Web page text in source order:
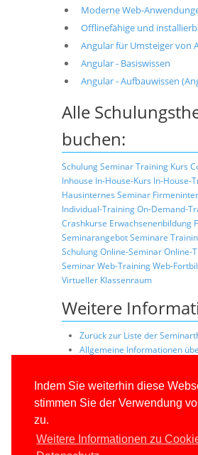
Indem Sie weiterhin diese
stimmen Sie der Verwendung
zu.
Weitere Informationen zu
Moderne Web-
Offlinefähige und
Angular für Umsteiger von
Angular - Basiswissen
Angular - Aufbauwissen
Alle
buchen:
SchulungSeminarTraining Kurs
Inhouse In-House-Kurs In-House-
Hausinternes Seminar
Individual-TrainingOn-Demand-
Crashkurse Erwachsenenbildung
SeminarangebotSeminare
SchulungOnline-SeminarOnline-
SeminarWeb-TrainingWeb-
Virtueller Klassenraum
Weitere
Zurück zur Liste der
Allgemeine Informationen
Konditionen
Trainerprofile
Referenzkunden